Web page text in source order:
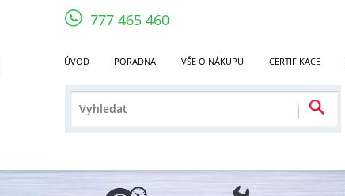
777 465 460
ÚVOD PORADNA VŠE O NÁKUPU CERTIFIKACE